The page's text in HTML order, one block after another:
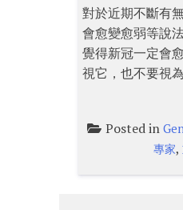
對於近期不斷有
會愈變愈弱等說
覺得新冠一定會
視它，也不要視
Posted in
專家,